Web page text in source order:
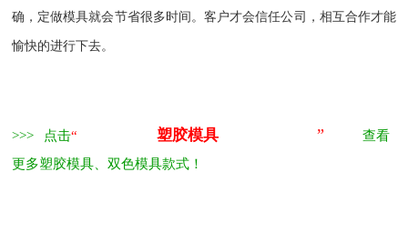
确，定做模具就会节省很多时间。客户才会信任公司，相互合作才能
愉快的进行下去。
>>> 点击“ 塑胶模具 ”
查看
更多塑胶模具、双色模具款式！